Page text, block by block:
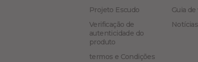
Projeto Escudo
Verificação de
autenticidade do
produto
termos e Condições
Guia